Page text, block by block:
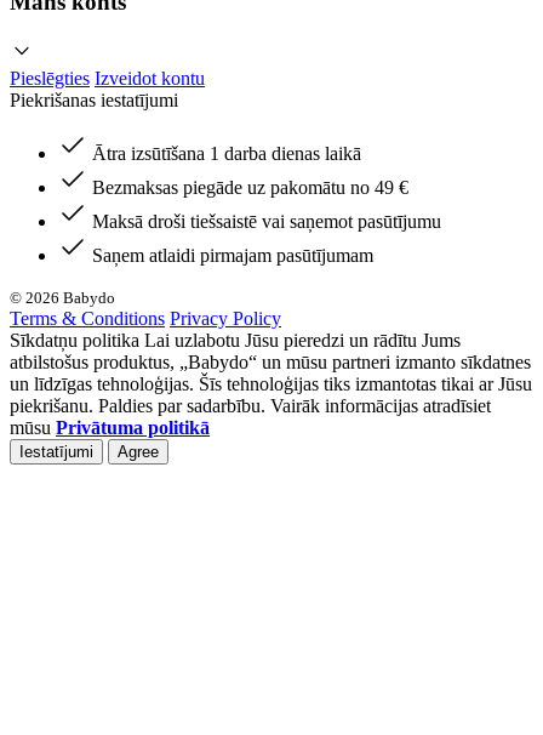
Pieslēgties Izveidot kontu
Piekrišanas iestatījumi
Ātra izsūtīšana 1 darba dienas laikā
Bezmaksas piegāde uz pakomātu no 49 €
Maksā droši tiešsaistē vai saņemot pasūtījumu
Saņem atlaidi pirmajam pasūtījumam
© 2026 Babydo
Terms & Conditions Privacy Policy
Sīkdatņu politika Lai uzlabotu Jūsu pieredzi un rādītu Jums
atbilstošus produktus, „Babydo“ un mūsu partneri izmanto sīkdatnes
un līdzīgas tehnoloģijas. Šīs tehnoloģijas tiks izmantotas tikai ar Jūsu
piekrišanu. Paldies par sadarbību. Vairāk informācijas atradīsiet
mūsu Privātuma politikā
Iestatījumi Agree